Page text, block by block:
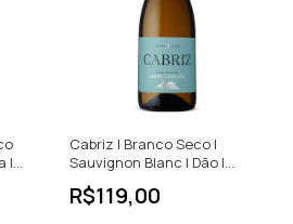
|
Cabriz | Branco Seco |
Sauvignon Blanc | Dão |
R$119,00